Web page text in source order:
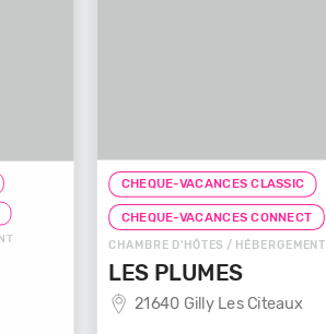
CHEQUE-VACANCES CLASSIC
CHEQUE-VACANCES CONNECT
CHAMBRE D'HÔTES / HÉBERGEMENT
LES PLUMES
21640 Gilly Les Citeaux